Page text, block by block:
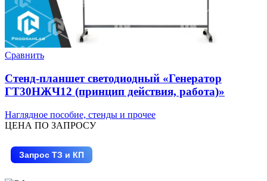
Сравнить
Стенд-планшет светодиодный «Генератор
ГТ30НЖЧ12 (принцип действия, работа)»
Наглядное пособие, стенды и прочее
ЦЕНА ПО ЗАПРОСУ
Запрос ТЗ и КП